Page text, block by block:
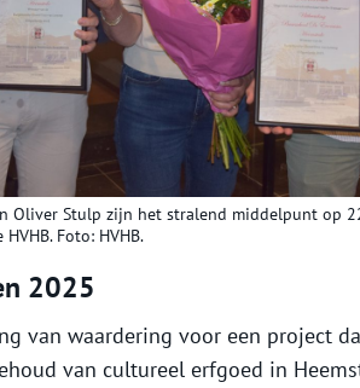
Oliver Stulp zijn het stralend middelpunt op
Foto: HVHB.
2025
van waardering voor een project
van cultureel erfgoed in